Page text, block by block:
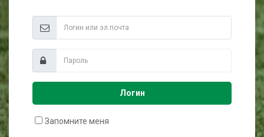
Логин
Запомните меня